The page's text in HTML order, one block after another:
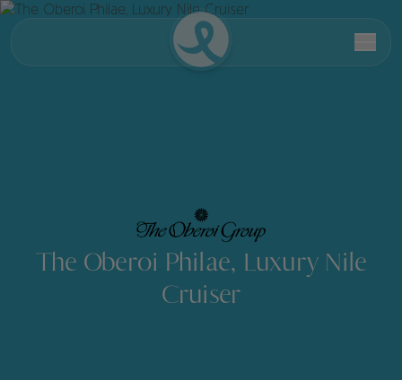
The Oberoi Philae, Luxury Nile
Cruiser